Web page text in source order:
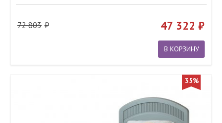
72 803 47 322
В КОРЗИНУ
35%